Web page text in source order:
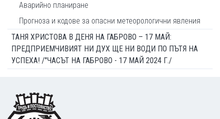
Аварийно планиране
Прогноза и кодове за опасни метеорологични явления
ТАНЯ ХРИСТОВА В ДЕНЯ НА ГАБРОВО – 17 МАЙ:
ПРЕДПРИЕМЧИВИЯТ НИ ДУХ ЩЕ НИ ВОДИ ПО ПЪТЯ НА
УСПЕХА! /"ЧАСЪТ НА ГАБРОВО - 17 МАЙ 2024 Г./
Footer